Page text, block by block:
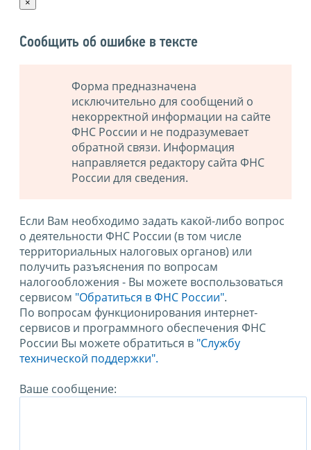
×
Сообщить об ошибке в тексте
Форма предназначена
исключительно для сообщений о
некорректной информации на сайте
ФНС России и не подразумевает
обратной связи. Информация
направляется редактору сайта ФНС
России для сведения.
Если Вам необходимо задать какой-либо вопрос
о деятельности ФНС России (в том числе
территориальных налоговых органов) или
получить разъяснения по вопросам
налогообложения - Вы можете воспользоваться
сервисом "Обратиться в ФНС России".
По вопросам функционирования интернет-
сервисов и программного обеспечения ФНС
России Вы можете обратиться в "Службу
технической поддержки".
Ваше сообщение: